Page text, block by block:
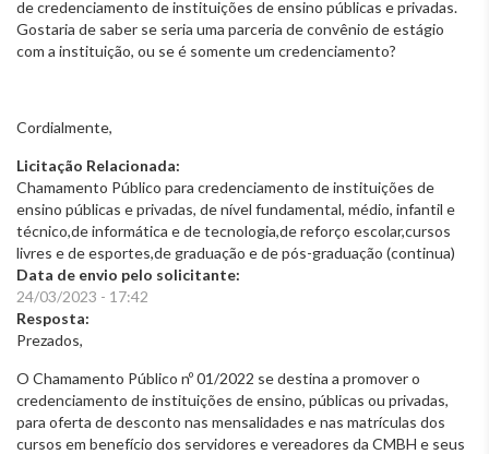
de credenciamento de instituições de ensino públicas e privadas.
Gostaria de saber se seria uma parceria de convênio de estágio
com a instituição, ou se é somente um credenciamento?
Cordialmente,
Licitação Relacionada:
Chamamento Público para credenciamento de instituições de
ensino públicas e privadas, de nível fundamental, médio, infantil e
técnico,de informática e de tecnologia,de reforço escolar,cursos
livres e de esportes,de graduação e de pós-graduação (continua)
Data de envio pelo solicitante:
24/03/2023 - 17:42
Resposta:
Prezados,
O Chamamento Público nº 01/2022 se destina a promover o
credenciamento de instituições de ensino, públicas ou privadas,
para oferta de desconto nas mensalidades e nas matrículas dos
cursos em benefício dos servidores e vereadores da CMBH e seus